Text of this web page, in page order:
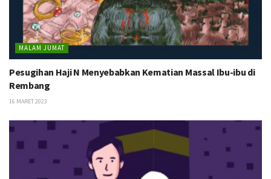
MALAM JUMAT
Pesugihan Haji N Menyebabkan Kematian Massal Ibu-ibu di
Rembang
16 MARET 2023